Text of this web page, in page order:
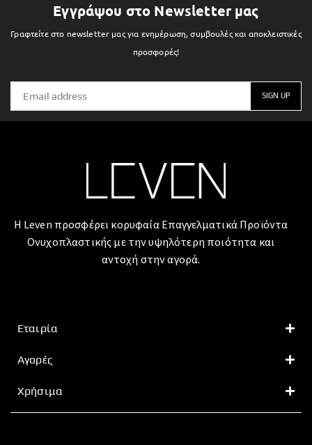
Εγγράψου στο Newsletter μας
Γραφτείτε στο newsletter μας για ενημέρωση, συμβουλές και αποκλειστικές
προσφορές!
Η Leven προσφέρει κορυφαία Επαγγελματικά Προϊόντα
Ονυχοπλαστικής με την υψηλότερη ποιότητα και
αντοχή στην αγορά.
Εταιρία
Αγορές
Χρήσιμα